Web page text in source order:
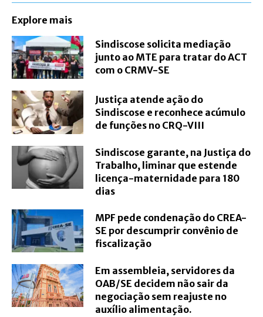
Explore mais
Sindiscose solicita mediação
junto ao MTE para tratar do ACT
com o CRMV-SE
Justiça atende ação do
Sindiscose e reconhece acúmulo
de funções no CRQ-VIII
Sindiscose garante, na Justiça do
Trabalho, liminar que estende
licença-maternidade para 180
dias
MPF pede condenação do CREA-
SE por descumprir convênio de
fiscalização
Em assembleia, servidores da
OAB/SE decidem não sair da
negociação sem reajuste no
auxílio alimentação.